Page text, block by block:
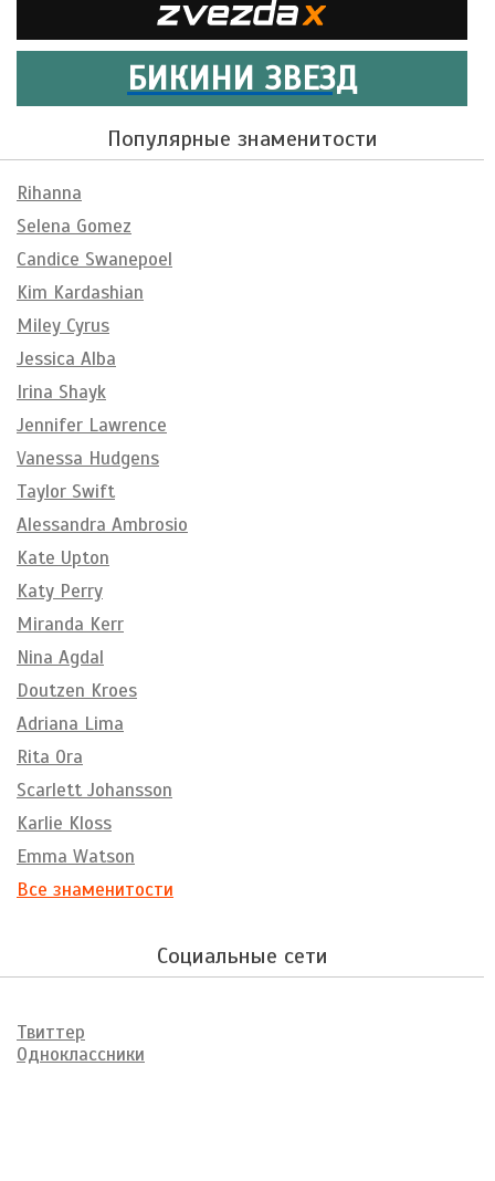
БИКИНИ ЗВЕЗД
Популярные знаменитости
Rihanna
Selena Gomez
Candice Swanepoel
Kim Kardashian
Miley Cyrus
Jessica Alba
Irina Shayk
Jennifer Lawrence
Vanessa Hudgens
Taylor Swift
Alessandra Ambrosio
Kate Upton
Katy Perry
Miranda Kerr
Nina Agdal
Doutzen Kroes
Adriana Lima
Rita Ora
Scarlett Johansson
Karlie Kloss
Emma Watson
Все знаменитости
Социальные сети
Твиттер
Одноклассники